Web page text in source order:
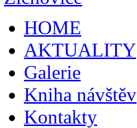
HOME
AKTUALITY
Galerie
Kniha návštěv
Kontakty